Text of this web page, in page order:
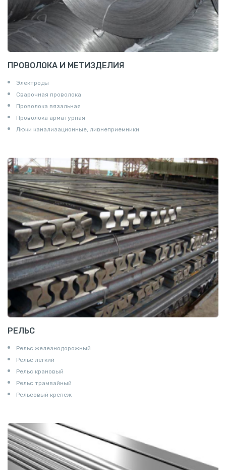
ПРОВОЛОКА И МЕТИЗДЕЛИЯ
Электроды
Сварочная проволока
Проволока вязальная
Проволока арматурная
Люки канализационные, ливнеприемники
РЕЛЬС
Рельс железнодорожный
Рельс легкий
Рельс крановый
Рельс трамвайный
Рельсовый крепеж